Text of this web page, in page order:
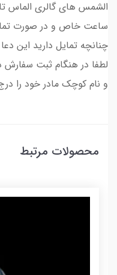
الشمس های گالری الماس
ساعت خاص و در صورت
چنانچه تمایل دارید این
لطفا در هنگام ثبت
و نام کوچک مادر خود را
محصولات مرتبط